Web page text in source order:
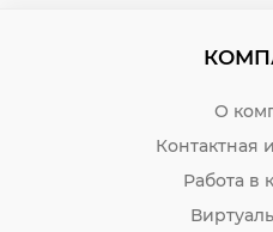
О
Контактная
Работа в